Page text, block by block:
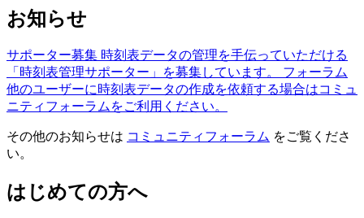
お知らせ
サポーター募集 時刻表データの管理を手伝っていただける
「時刻表管理サポーター」を募集しています。
フォーラム
他のユーザーに時刻表データの作成を依頼する場合はコミュ
ニティフォーラムをご利用ください。
その他のお知らせは コミュニティフォーラム をご覧くださ
い。
はじめての方へ